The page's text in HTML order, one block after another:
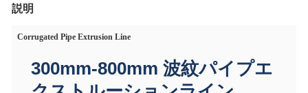
説明
Corrugated Pipe Extrusion Line
300mm-800mm 波紋パイプエ